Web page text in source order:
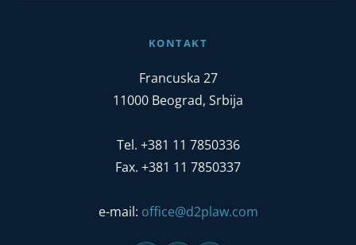
KONTAKT
Francuska 27
11000 Beograd, Srbija
Tel. +381 11 7850336
Fax. +381 11 7850337
e-mail: office@d2plaw.com